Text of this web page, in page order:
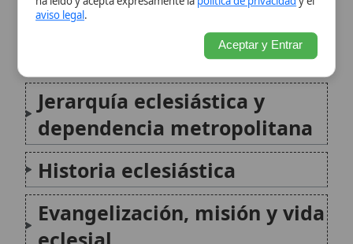
Evangelización, misión y vida
eclesial
vinculados a Quito
Educación, cultura y
formación eclesiástica
Patrimonio religioso y
arquitectura de culto